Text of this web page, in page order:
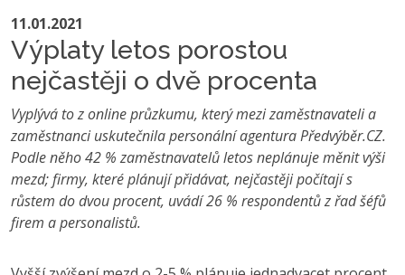
11.01.2021
Výplaty letos porostou
nejčastěji o dvě procenta
Vyplývá to z online průzkumu, který mezi zaměstnavateli a
zaměstnanci uskutečnila personální agentura Předvýběr.CZ.
Podle něho 42 % zaměstnavatelů letos neplánuje měnit výši
mezd; firmy, které plánují přidávat, nejčastěji počítají s
růstem do dvou procent, uvádí 26 % respondentů z řad šéfů
firem a personalistů.